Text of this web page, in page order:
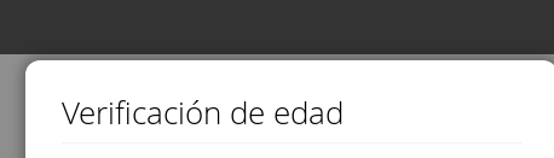
Verificación de edad